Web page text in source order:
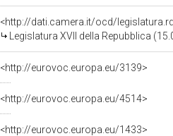
<http://dati.camera.it/ocd/
Legislatura XVII della Repubblica
<http://eurovoc.europa.eu/3139>
<http://eurovoc.europa.eu/4514>
<http://eurovoc.europa.eu/1433>